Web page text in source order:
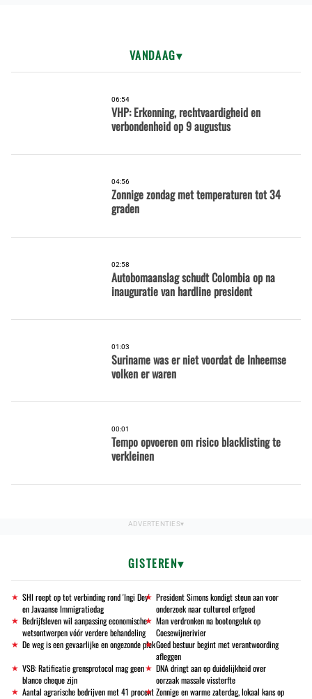
VANDAAG
06:54
VHP: Erkenning, rechtvaardigheid en
verbondenheid op 9 augustus
04:56
Zonnige zondag met temperaturen tot 34
graden
02:58
Autobomaanslag schudt Colombia op na
inauguratie van hardline president
01:03
Suriname was er niet voordat de Inheemse
volken er waren
00:01
Tempo opvoeren om risico blacklisting te
verkleinen
GISTEREN
SHI roept op tot verbinding rond 'Ingi Dey'
en Javaanse Immigratiedag
President Simons kondigt steun aan voor
onderzoek naar cultureel erfgoed
Bedrijfsleven wil aanpassing economische
wetsontwerpen vóór verdere behandeling
Man verdronken na bootongeluk op
Coesewijnerivier
De weg is een gevaarlijke en ongezonde plekGoed bestuur begint met verantwoording
afleggen
VSB: Ratificatie grensprotocol mag geen
blanco cheque zijn
DNA dringt aan op duidelijkheid over
oorzaak massale vissterfte
Aantal agrarische bedrijven met 41 procentZonnige en warme zaterdag, lokaal kans op